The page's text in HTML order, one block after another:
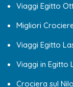
Viaggi Egitto
Migliori
Viaggi Egitto
Viaggi in Egitto
Crociera sul